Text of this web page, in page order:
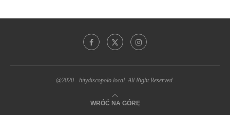
@2020 - hitydiscopolo.local. All Right Reserved.
WRÓĆ NA GÓRĘ